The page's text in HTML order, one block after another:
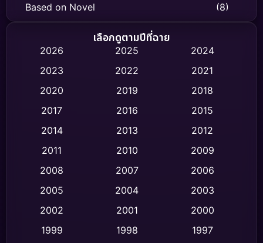
Based on Novel (8)
Biography ชีวิตจริง
Classic หนังคลาสสิก (47)
Comedy ตลก (449)
Crime อาชญากรรม (525)
Cult Film
เลือกดูตามปีที่ฉาย
2026 2025
2024
2023
2022
2021
2020
2019
2018
2017
2016
2015
2014
2013
2012
2011
2010
2009
2008
2007
2006
2005
2004
2003
2002
2001
2000
1999
1998
1997